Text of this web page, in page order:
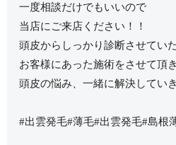
一度相談だけでもいいので
当店にご来店ください！！
頭皮からしっかり診断させてい
お客様にあった施術をさせて頂
頭皮の悩み、一緒に解決してい
#出雲発毛#薄毛#出雲発毛#島根